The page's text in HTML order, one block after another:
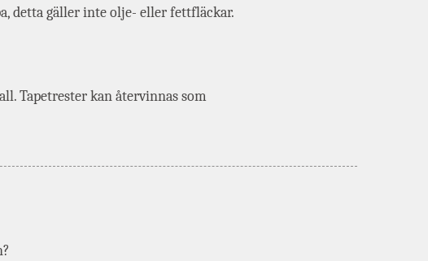
detta gäller inte olje- eller fettfläckar.
Tapetrester kan återvinnas som